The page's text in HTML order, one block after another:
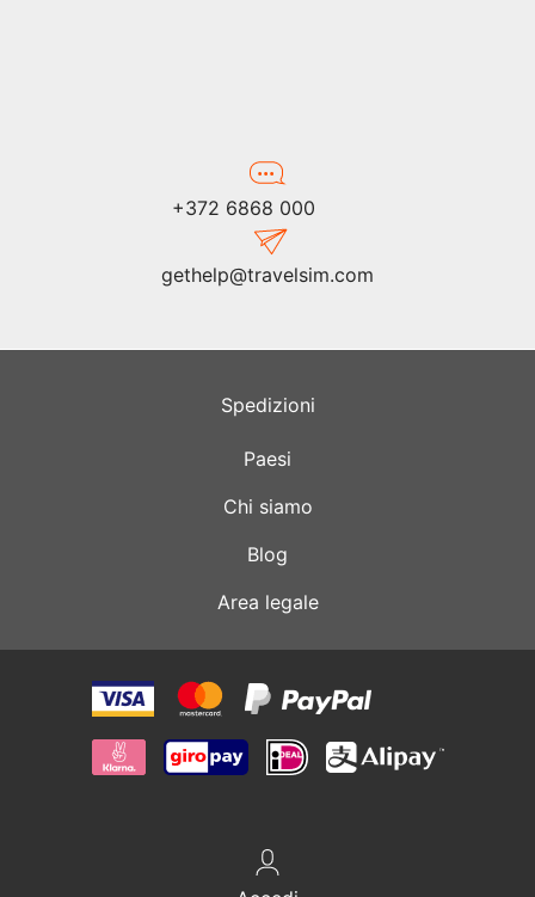
+372 6868 000
gethelp@travelsim.com
Spedizioni
Paesi
Chi siamo
Blog
Area legale